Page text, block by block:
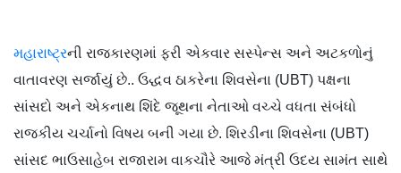
મહારાષ્ટ્રની રાજકારણમાં ફરી એકવાર સસ્પેન્સ અને અટકળોનું
વાતાવરણ સર્જાયું છે.. ઉદ્ધવ ઠાકરેના શિવસેના (UBT) પક્ષના
સાંસદો અને એકનાથ શિંદે જૂથના નેતાઓ વચ્ચે વધતા સંબંધો
રાજકીય ચર્ચાનો વિષય બની ગયા છે. શિરડીના શિવસેના (UBT)
સાંસદ ભાઉસાહેબ રાજારામ વાકચૌરે આજે મંત્રી ઉદય સામંત સાથે